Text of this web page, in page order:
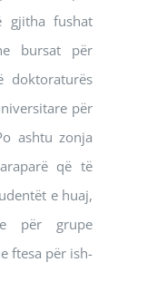
gjitha fushat
bursat për
doktoraturës
për
ashtu zonja
që të
e huaj,
për grupe
ftesa për ish-